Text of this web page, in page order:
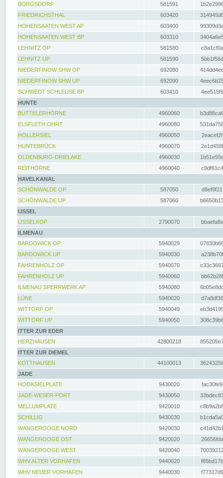
BORGSDORF
581591
FRIEDRICHSTHAL
603420
HOHENSAATEN WEST AP
603400
HOHENSAATEN WEST BP
603310
LEHNITZ OP
581580
LEHNITZ UP
581590
NIEDERFINOW SHW OP
692080
NIEDERFINOW SHW UP
692090
SCHWEDT SCHLEUSE BP
603410
HUNTE
BUTTELERHÖRNE
4960060
ELSFLETH OHRT
4960080
HOLLERSIEL
4960050
HUNTEBRÜCK
4960070
OLDENBURG-DRIELAKE
4960030
REITHÖRNE
4960040
HAVELKANAL
SCHÖNWALDE OP
587050
SCHÖNWALDE UP
587060
IJSSEL
IJSSELKOP
2790070
ILMENAU
BARDOWICK OP
5940029
BARDOWICK UP
5940030
FAHRENHOLZ OP
5940070
FAHRENHOLZ UP
5940060
ILMENAU SPERRWERK AP
5940080
LÜNE
5940020
WITTORF OP
5940049
WITTORF UP
5940050
ITTER ZUR EDER
HERZHAUSEN
42800218
ITTER ZUR DIEMEL
KOTTHAUSEN
44100013
JADE
HOOKSIELPLATE
9430020
JADE-WESER-PORT
9430050
MELLUMPLATE
9420010
SCHILLIG
9430030
WANGEROOGE NORD
9420030
WANGEROOGE OST
9420020
WANGEROOGE WEST
9420040
WHV ALTER VORHAFEN
9440020
WHV NEUER VORHAFEN
9440030